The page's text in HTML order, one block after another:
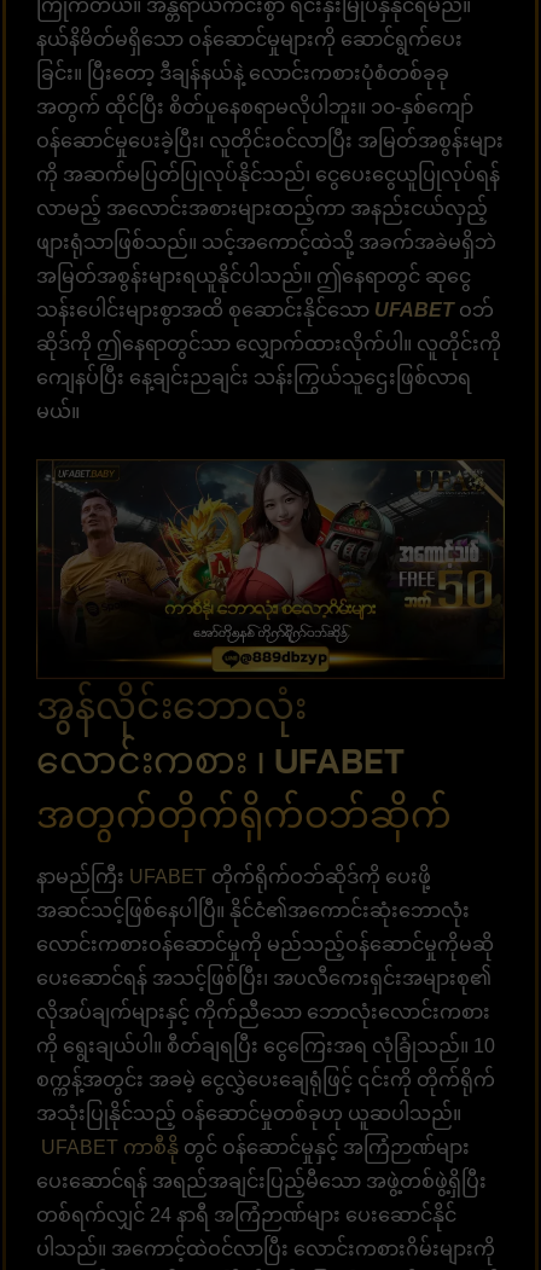
ကြိုက်တယ်။ အန္တရာယ်ကင်းစွာ ရင်းနှီးမြုပ်နှံနိုင်ရမည်။
နယ်နိမိတ်မရှိသော ဝန်ဆောင်မှုများကို ဆောင်ရွက်ပေး
ခြင်း။ ပြီးတော့ ဒီချန်နယ်နဲ့ လောင်းကစားပုံစံတစ်ခုခု
အတွက် ထိုင်ပြီး စိတ်ပူနေစရာမလိုပါဘူး။ ၁၀-နှစ်ကျော်
ဝန်ဆောင်မှုပေးခဲ့ပြီး၊ လူတိုင်းဝင်လာပြီး အမြတ်အစွန်းများ
ကို အဆက်မပြတ်ပြုလုပ်နိုင်သည်၊ ငွေပေးငွေယူပြုလုပ်ရန်
လာမည့် အလောင်းအစားများထည့်ကာ အနည်းငယ်လှည့်
ဖျားရုံသာဖြစ်သည်။ သင့်အကောင့်ထဲသို့ အခက်အခဲမရှိဘဲ
အမြတ်အစွန်းများရယူနိုင်ပါသည်။ ဤနေရာတွင် ဆုငွေ
သန်းပေါင်းများစွာအထိ စုဆောင်းနိုင်သော UFABETဝဘ်
ဆိုဒ်ကို ဤနေရာတွင်သာ လျှောက်ထားလိုက်ပါ။ လူတိုင်းကို
ကျေနပ်ပြီး နေ့ချင်းညချင်း သန်းကြွယ်သူဌေးဖြစ်လာရ
မယ်။
အွန်လိုင်းဘောလုံး
လောင်းကစား ၊ UFABET
အတွက်တိုက်ရိုက်ဝဘ်ဆိုက်
နာမည်ကြီး UFABET တိုက်ရိုက်ဝဘ်ဆိုဒ်ကို ပေးဖို့
အဆင်သင့်ဖြစ်နေပါပြီ။ နိုင်ငံ၏အကောင်းဆုံးဘောလုံး
လောင်းကစားဝန်ဆောင်မှုကို မည်သည့်ဝန်ဆောင်မှုကိုမဆို
ပေးဆောင်ရန် အသင့်ဖြစ်ပြီး၊ အပလီကေးရှင်းအများစု၏
လိုအပ်ချက်များနှင့် ကိုက်ညီသော ဘောလုံးလောင်းကစား
ကို ရွေးချယ်ပါ။ စီတ်ချရပြီး ငွေကြေးအရ လုံခြုံသည်။ 10
စက္ကန့်အတွင်း အခမဲ့ ငွေလွှဲပေးချေရုံဖြင့် ၎င်းကို တိုက်ရိုက်
အသုံးပြုနိုင်သည့် ဝန်ဆောင်မှုတစ်ခုဟု ယူဆပါသည်။
UFABET ကာစီနို တွင် ဝန်ဆောင်မှုနှင့် အကြံဉာဏ်များ
ပေးဆောင်ရန် အရည်အချင်းပြည့်မီသော အဖွဲ့တစ်ဖွဲ့ရှိပြီး
တစ်ရက်လျှင် 24 နာရီ အကြံဉာဏ်များ ပေးဆောင်နိုင်
ပါသည်။ အကောင့်ထဲဝင်လာပြီး လောင်းကစားဂိမ်းများကို